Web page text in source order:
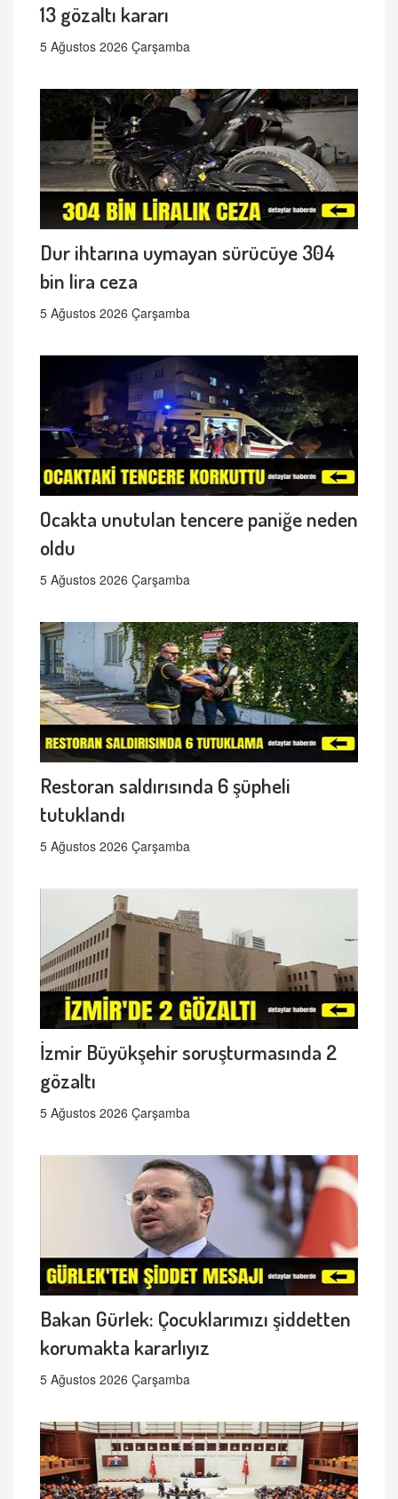
13 gözaltı kararı
5 Ağustos 2026 Çarşamba
Dur ihtarına uymayan sürücüye 304
bin lira ceza
5 Ağustos 2026 Çarşamba
Ocakta unutulan tencere paniğe neden
oldu
5 Ağustos 2026 Çarşamba
Restoran saldırısında 6 şüpheli
tutuklandı
5 Ağustos 2026 Çarşamba
İzmir Büyükşehir soruşturmasında 2
gözaltı
5 Ağustos 2026 Çarşamba
Bakan Gürlek: Çocuklarımızı şiddetten
korumakta kararlıyız
5 Ağustos 2026 Çarşamba